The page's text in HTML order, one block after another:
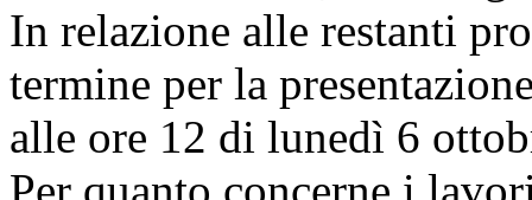
In relazione alle restanti
termine per la
alle ore 12 di lunedì 6
Per quanto concerne i